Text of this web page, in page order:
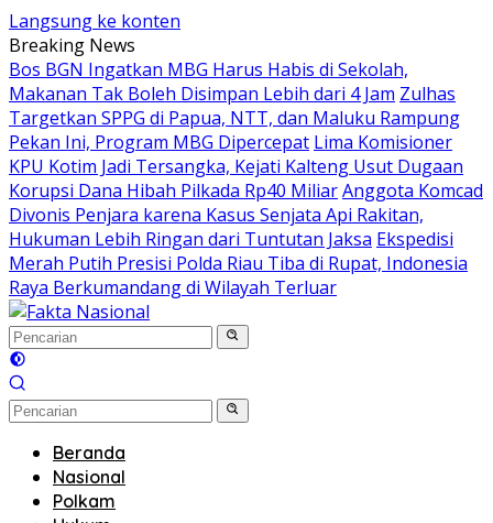
Langsung ke konten
Breaking News
Bos BGN Ingatkan MBG Harus Habis di Sekolah,
Makanan Tak Boleh Disimpan Lebih dari 4 Jam Zulhas
Targetkan SPPG di Papua, NTT, dan Maluku Rampung
Pekan Ini, Program MBG Dipercepat Lima Komisioner
KPU Kotim Jadi Tersangka, Kejati Kalteng Usut Dugaan
Korupsi Dana Hibah Pilkada Rp40 MiliarAnggota Komcad
Divonis Penjara karena Kasus Senjata Api Rakitan,
Hukuman Lebih Ringan dari Tuntutan Jaksa Ekspedisi
Merah Putih Presisi Polda Riau Tiba di Rupat, Indonesia
Raya Berkumandang di Wilayah Terluar
Beranda
Nasional
Polkam